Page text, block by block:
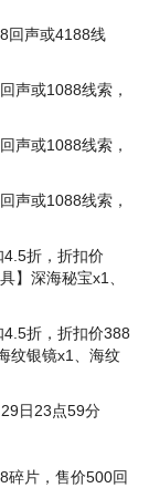
回声或4188线
声或1088线索，
声或1088线索，
声或1088线索，
折，折扣价
】深海秘宝x1、
折，折扣价388
纹银镜x1、海纹
日23点59分
碎片，售价500回